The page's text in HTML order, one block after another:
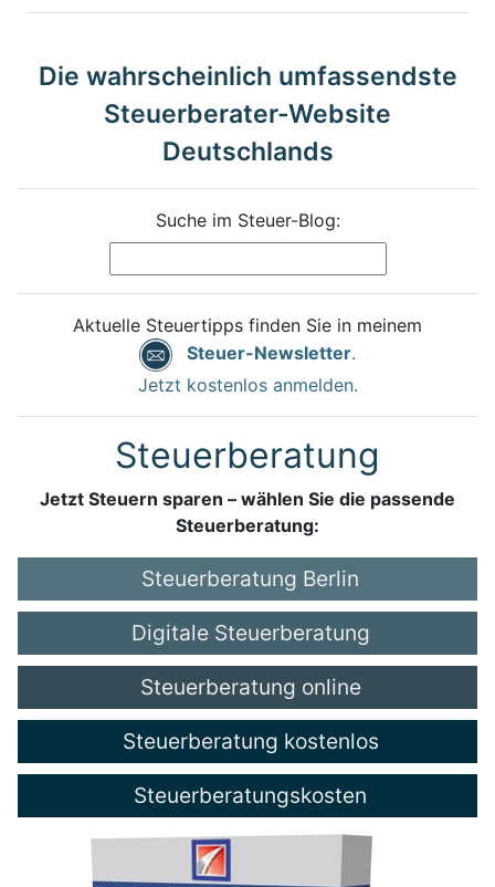
Die wahrscheinlich umfassendste
Steuerberater-Website
Deutschlands
Suche im Steuer-Blog:
Aktuelle Steuertipps finden Sie in meinem
Steuer-Newsletter.
Jetzt kostenlos anmelden.
Steuerberatung
Jetzt Steuern sparen – wählen Sie die passende
Steuerberatung:
Steuerberatung Berlin
Digitale Steuerberatung
Steuerberatung online
Steuerberatung kostenlos
Steuerberatungskosten